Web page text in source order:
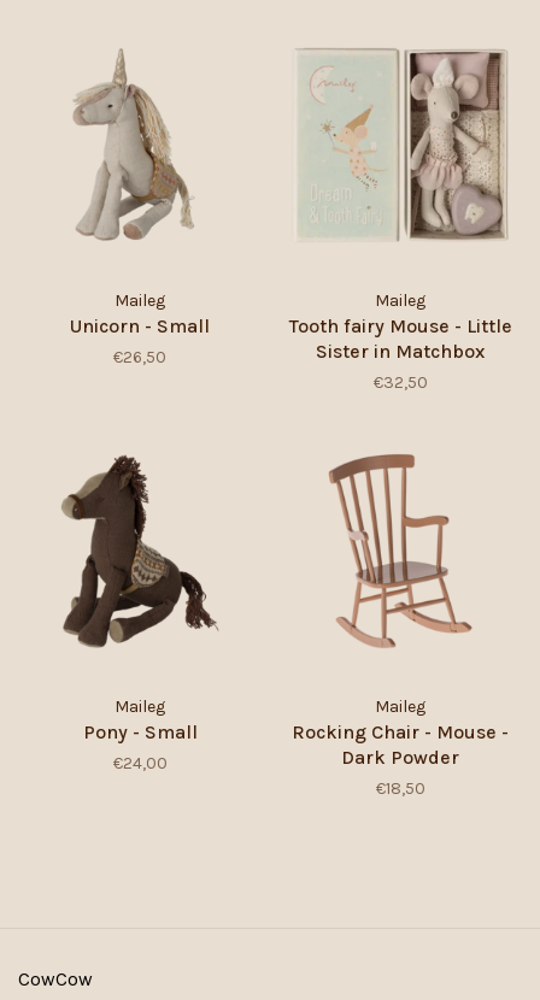
Maileg
Unicorn - Small
€26,50
Maileg
Tooth fairy Mouse - Little
Sister in Matchbox
€32,50
Maileg
Pony - Small
€24,00
Maileg
Rocking Chair - Mouse -
Dark Powder
€18,50
CowCow